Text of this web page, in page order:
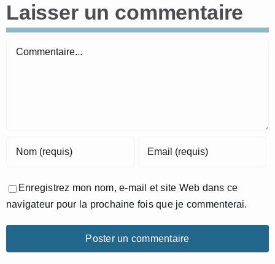
Laisser un commentaire
Commentaire
Enregistrez mon nom, e-mail et site Web dans ce
navigateur pour la prochaine fois que je commenterai.